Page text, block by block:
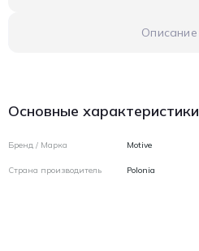
Описание
Основные характеристики
Бренд / Марка Motive
Страна производитель Polonia